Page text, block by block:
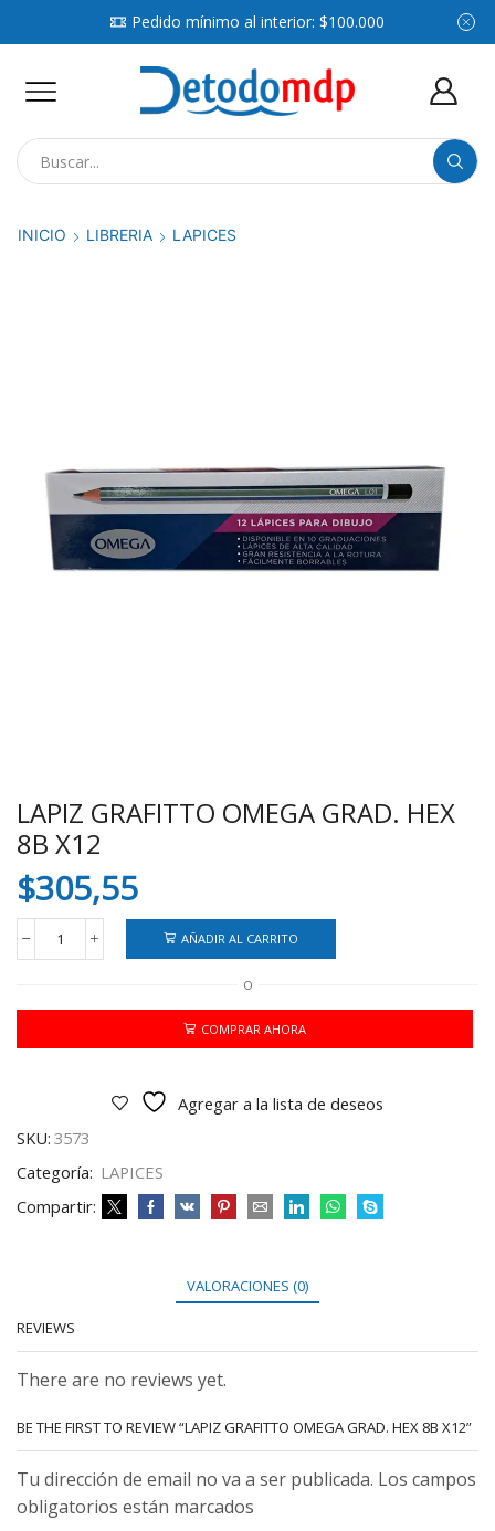
Pedido mínimo al interior: $100.000
INICIO LIBRERIA LAPICES
LAPIZ GRAFITTO OMEGA GRAD. HEX
8B X12
$305,55
LAPIZ
GRAFITTO
GRAD.
8B
AÑADIR AL CARRITO
O
COMPRAR AHORA
Agregar a la lista de deseos
SKU: 3573
Categoría: LAPICES
Compartir:
VALORACIONES (0)
REVIEWS
There are no reviews yet.
BE THE FIRST TO REVIEW “LAPIZ GRAFITTO OMEGA GRAD. HEX 8B X12”
Tu dirección de email no va a ser publicada. Los campos
obligatorios están marcados